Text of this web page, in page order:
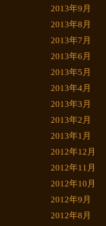
2013年9月
2013年8月
2013年7月
2013年6月
2013年5月
2013年4月
2013年3月
2013年2月
2013年1月
2012年12月
2012年11月
2012年10月
2012年9月
2012年8月